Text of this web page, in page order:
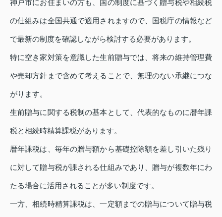
神戸市にお住まいの方も、国の制度に基づく贈与税や相続税
の仕組みは全国共通で適用されますので、国税庁の情報など
で最新の制度を確認しながら検討する必要があります。
特に空き家対策を意識した生前贈与では、将来の維持管理費
や売却方針まで含めて考えることで、無理のない承継につな
がります。
生前贈与に関する税制の基本として、代表的なものに暦年課
税と相続時精算課税があります。
暦年課税は、毎年の贈与額から基礎控除額を差し引いた残り
に対して贈与税が課される仕組みであり、贈与が複数年にわ
たる場合に活用されることが多い制度です。
一方、相続時精算課税は、一定額までの贈与について贈与税